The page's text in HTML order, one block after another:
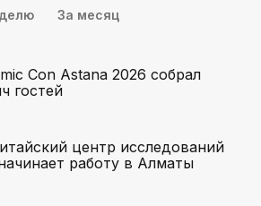
За месяц
Con Astana 2026 собрал
гостей
центр исследований
работу в Алматы